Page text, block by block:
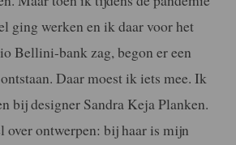
ging werken en ik daar voor het
Bellini-bank zag, begon er een
Daar moest ik iets mee. Ik
bij designer Sandra Keja Planken.
over ontwerpen: bij haar is mijn